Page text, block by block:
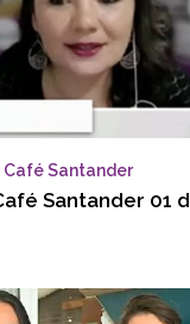
Café Santander
Santander 01